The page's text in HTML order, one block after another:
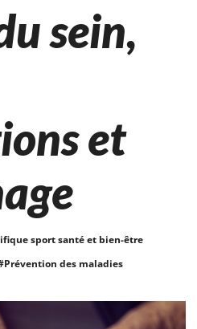
sein,
et
sport santé et bien-être
des maladies